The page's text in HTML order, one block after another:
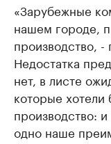
«Зарубежные
нашем городе,
производство,
Недостатка
нет, в листе
которые хотели
производство:
одно наше